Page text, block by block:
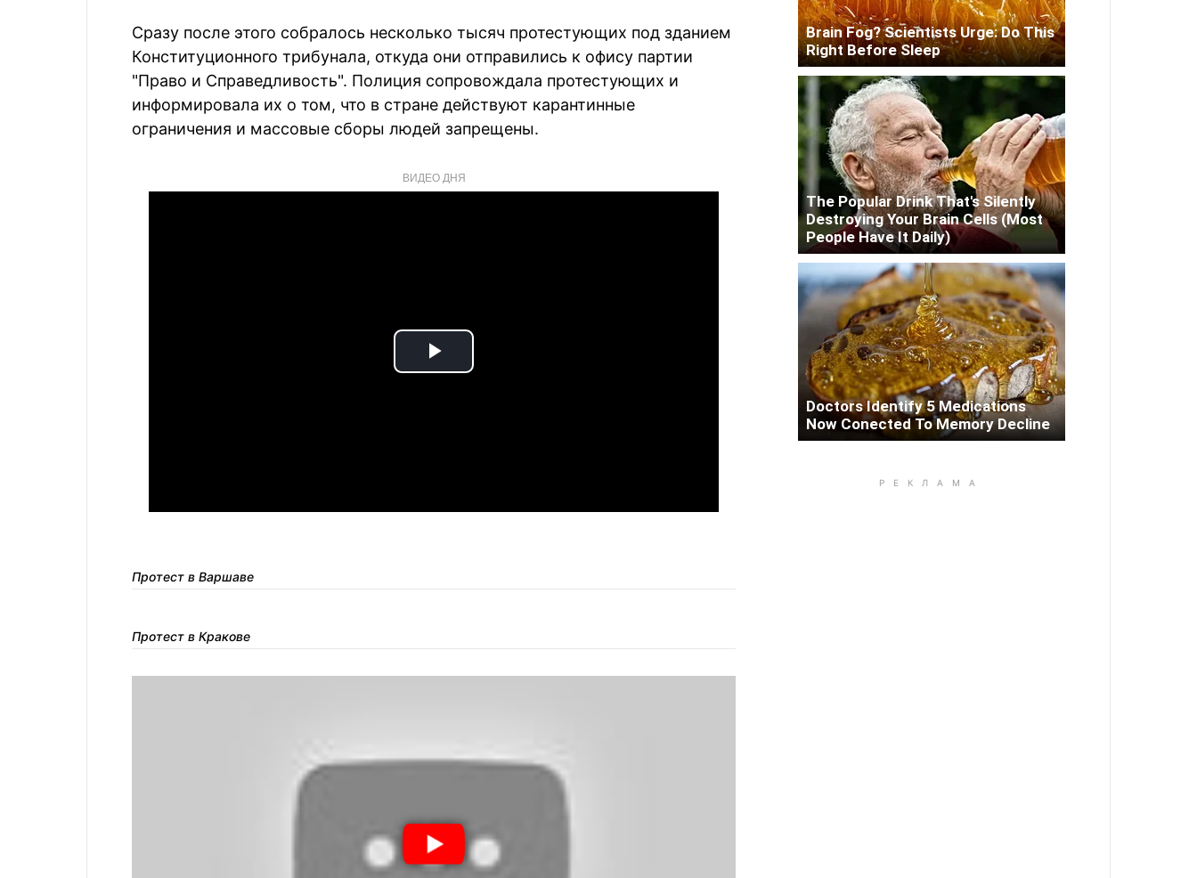
Сразу после этого собралось несколько тысяч протестующих под зданием
Конституционного трибунала, откуда они отправились к офису партии
"Право и Справедливость". Полиция сопровождала протестующих и
информировала их о том, что в стране действуют карантинные
ограничения и массовые сборы людей запрещены.
ВИДЕО ДНЯ
Play
Протест в Варшаве
Протест в Кракове